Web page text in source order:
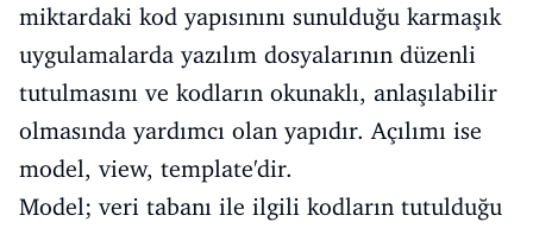
miktardaki kod yapısınını sunulduğu karmaşık
uygulamalarda yazılım dosyalarının düzenli
tutulmasını ve kodların okunaklı, anlaşılabilir
olmasında yardımcı olan yapıdır. Açılımı ise
model, view, template'dir.
Model; veri tabanı ile ilgili kodların tutulduğu